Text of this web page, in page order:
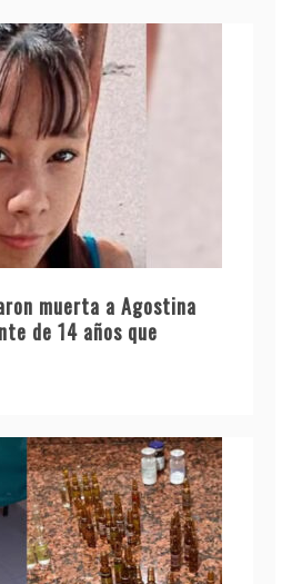
muerta a Agostina
de 14 años que